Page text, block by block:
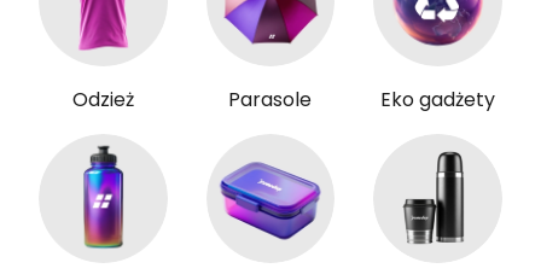
Odzież Parasole Eko gadżety